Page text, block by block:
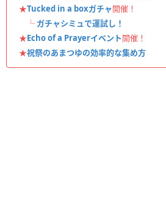
★Tucked in a boxガチャ開催！
└ ガチャシミュで運試し！
★Echo of a Prayerイベント開催！
★祝祭のあまつゆの効率的な集め方